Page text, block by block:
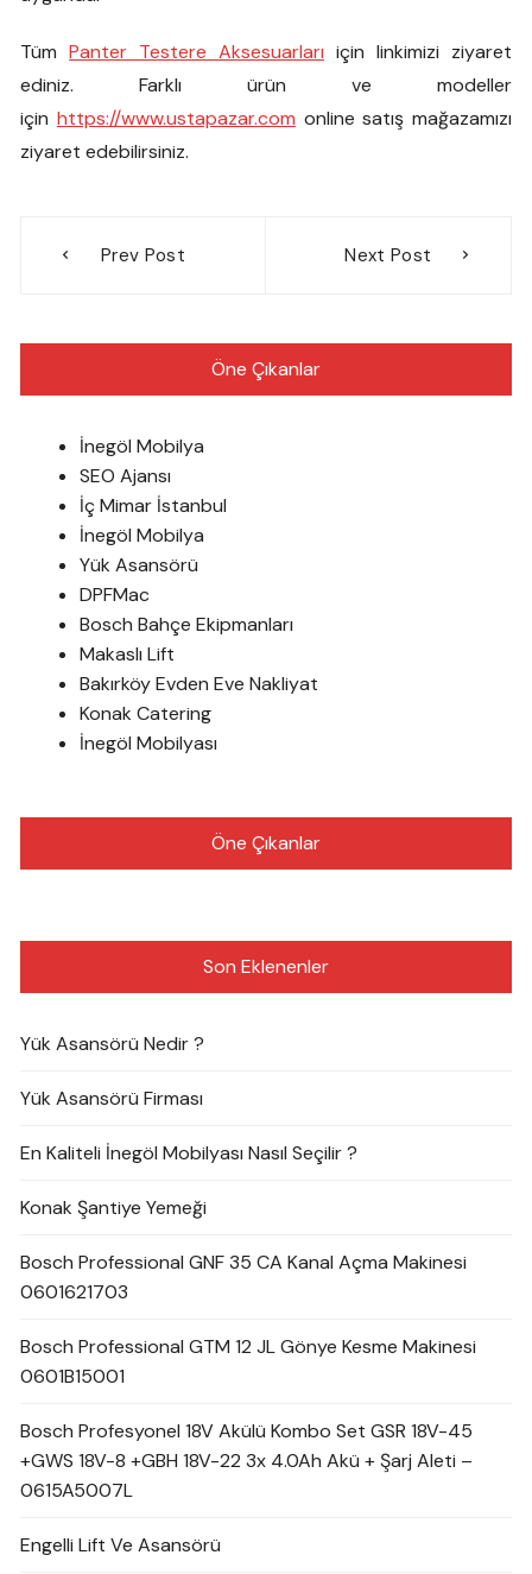
TümPanter Testere Aksesuarları için linkimizi ziyaret
ediniz. Farklı ürün ve modeller
için https://www.ustapazar.com online satış mağazamızı
ziyaret edebilirsiniz.
gezinmesi
Prev Post Next Post
Öne Çıkanlar
İnegöl Mobilya
SEO Ajansı
İç Mimar İstanbul
İnegöl Mobilya
Yük Asansörü
DPFMac
Bosch Bahçe Ekipmanları
Makaslı Lift
Bakırköy Evden Eve Nakliyat
Konak Catering
İnegöl Mobilyası
Öne Çıkanlar
Son Eklenenler
Yük Asansörü Nedir ?
Yük Asansörü Firması
En Kaliteli İnegöl Mobilyası Nasıl Seçilir ?
Konak Şantiye Yemeği
Bosch Professional GNF 35 CA Kanal Açma Makinesi
0601621703
Bosch Professional GTM 12 JL Gönye Kesme Makinesi
0601B15001
Bosch Profesyonel 18V Akülü Kombo Set GSR 18V-45
+GWS 18V-8 +GBH 18V-22 3x 4.0Ah Akü + Şarj Aleti –
0615A5007L
Engelli Lift Ve Asansörü